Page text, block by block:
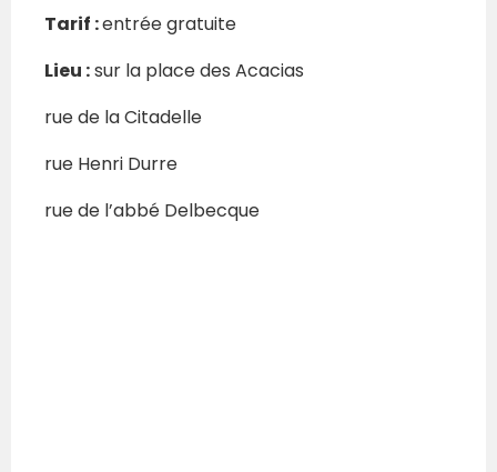
Tarif :entrée gratuite
Lieu :sur la place des Acacias
rue de la Citadelle
rue Henri Durre
rue de l’abbé Delbecque